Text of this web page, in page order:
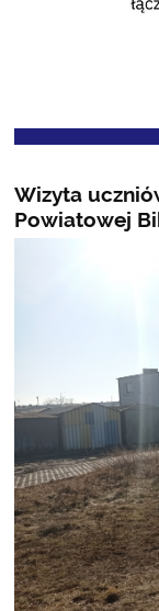
Wizyta
Powiatowej